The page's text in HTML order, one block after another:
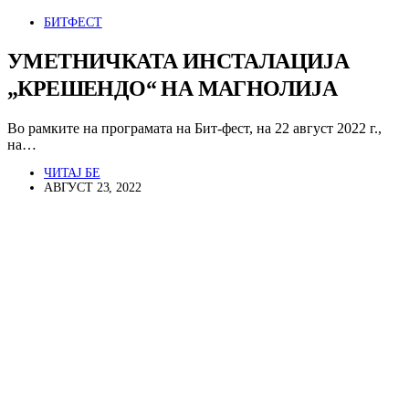
БИТФЕСТ
УМЕТНИЧКАТА ИНСТАЛАЦИЈА
„КРЕШЕНДО“ НА МАГНОЛИЈА
Во рамките на програмата на Бит-фест, на 22 август 2022 г.,
на…
ЧИТАЈ БЕ
АВГУСТ 23, 2022